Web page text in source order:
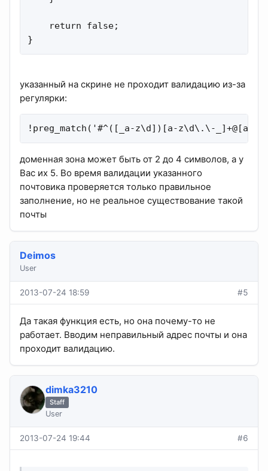
    return false;
}
указанный на скрине не проходит валидацию из-за
регулярки:
!preg_match('#^([_a-z\d])[a-z\d\.\-
доменная зона может быть от 2 до 4 символов, а у
Вас их 5. Во время валидации указанного
почтовика проверяется только правильное
заполнение, но не реальное существование такой
почты
Deimos
User
2013-07-24 18:59 #5
Да такая функция есть, но она почему-то не
работает. Вводим неправильный адрес почты и она
проходит валидацию.
dimka3210
Staff
User
2013-07-24 19:44 #6